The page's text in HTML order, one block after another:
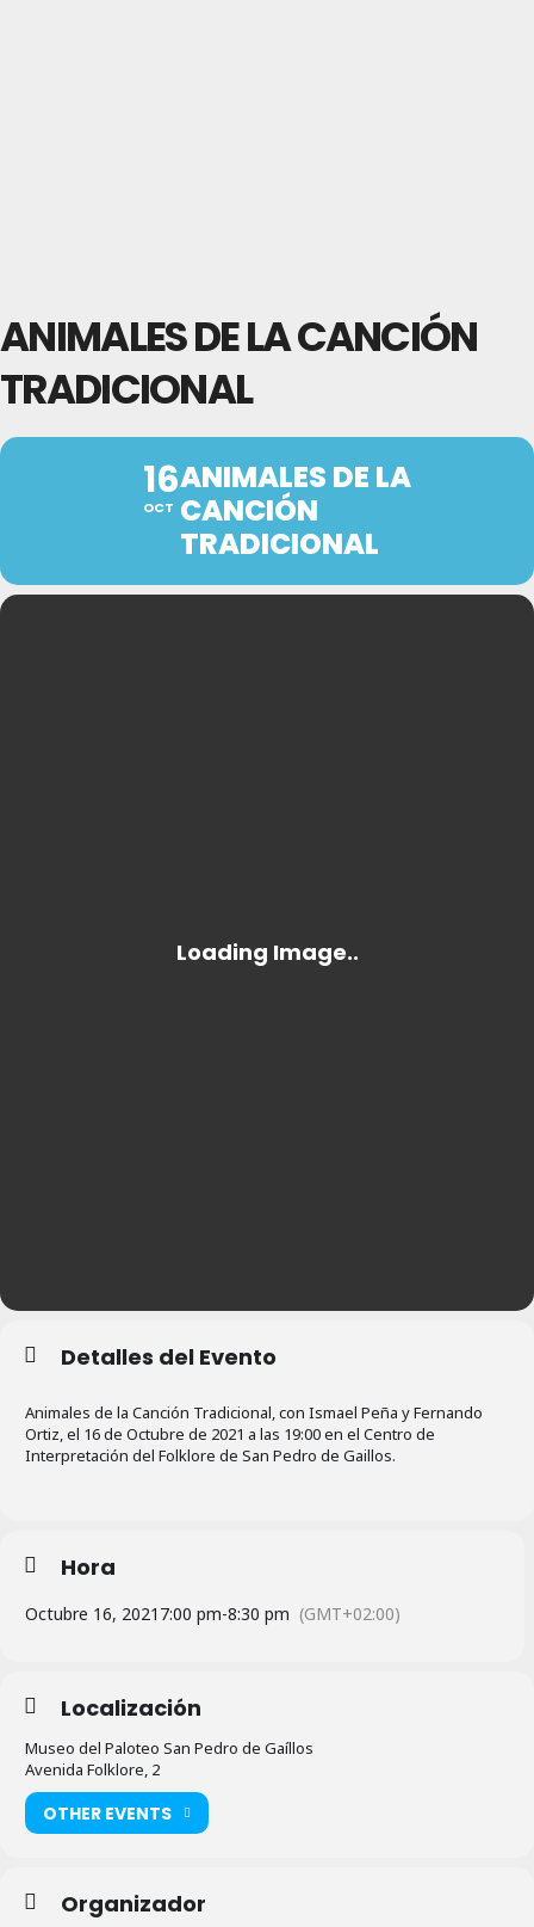
ANIMALES DE LA CANCIÓN
TRADICIONAL
16
OCT
ANIMALES DE LA
CANCIÓN
TRADICIONAL
Detalles del Evento
Animales de la Canción Tradicional, con Ismael Peña y Fernando
Ortiz, el 16 de Octubre de 2021 a las 19:00 en el Centro de
Interpretación del Folklore de San Pedro de Gaillos.
Hora
Octubre 16, 2021 7:00 pm-8:30 pm (GMT+02:00)
Localización
Museo del Paloteo San Pedro de Gaíllos
Avenida Folklore, 2
OTHER EVENTS
Organizador